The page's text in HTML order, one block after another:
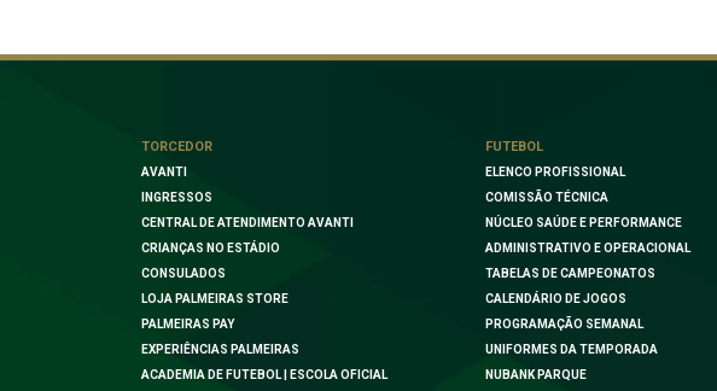
TORCEDOR
AVANTI
INGRESSOS
CENTRAL DE ATENDIMENTO AVANTI
CRIANÇAS NO ESTÁDIO
CONSULADOS
LOJA PALMEIRAS STORE
PALMEIRAS PAY
EXPERIÊNCIAS PALMEIRAS
ACADEMIA DE FUTEBOL | ESCOLA OFICIAL
FUTEBOL
ELENCO PROFISSIONAL
COMISSÃO TÉCNICA
NÚCLEO SAÚDE E PERFORMANCE
ADMINISTRATIVO E OPERACIONAL
TABELAS DE CAMPEONATOS
CALENDÁRIO DE JOGOS
PROGRAMAÇÃO SEMANAL
UNIFORMES DA TEMPORADA
NUBANK PARQUE